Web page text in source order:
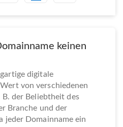
keinen
digitale
von verschiedenen
B. der Beliebtheit des
Branche und der
jeder Domainname ein